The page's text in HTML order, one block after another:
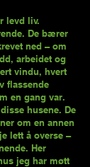
levd liv.
De bærer
ned – om
arbeidet og
vindu, hvert
flassende
en gang var.
husene. De
om en annen
lett å overse –
Her
jeg har møtt